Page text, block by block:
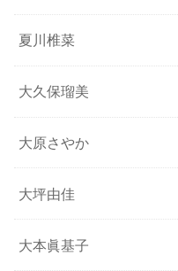
夏川椎菜
大久保瑠美
大原さやか
大坪由佳
大本眞基子